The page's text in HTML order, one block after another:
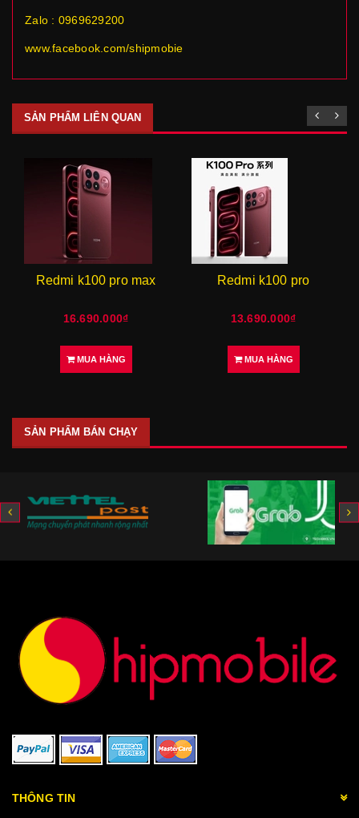
Zalo : 0969629200
www.facebook.com/shipmobie
SẢN PHẨM LIÊN QUAN
Redmi k100 pro max
16.690.000₫
MUA HÀNG
Redmi k100 pro
13.690.000₫
MUA HÀNG
SẢN PHẨM BÁN CHẠY
THÔNG TIN